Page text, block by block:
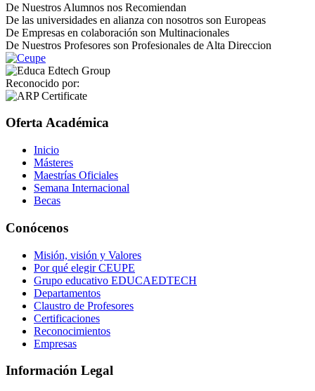
De Nuestros Alumnos nos Recomiendan
De las universidades en alianza con nosotros son Europeas
De Empresas en colaboración son Multinacionales
De Nuestros Profesores son Profesionales de Alta Direccion
Reconocido por:
Oferta Académica
Inicio
Másteres
Maestrías Oficiales
Semana Internacional
Becas
Conócenos
Misión, visión y Valores
Por qué elegir CEUPE
Grupo educativo EDUCAEDTECH
Departamentos
Claustro de Profesores
Certificaciones
Reconocimientos
Empresas
Información Legal